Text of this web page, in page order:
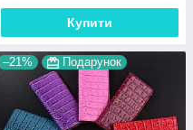
Купити
–21% Подарунок